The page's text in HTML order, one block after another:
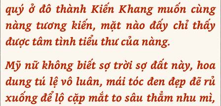
quý ở đô thành Kiến Khang muốn cùng
nàng tương kiến, mặt nào đấy chỉ thấy
được tâm tình tiểu thư của nàng.
Mỹ nữ không biết sợ trời sợ đất này, hoa
dung tú lệ vô luân, mái tóc đen đẹp đẽ rủ
xuống để lộ cặp mắt to sâu thẳm nhu mì,